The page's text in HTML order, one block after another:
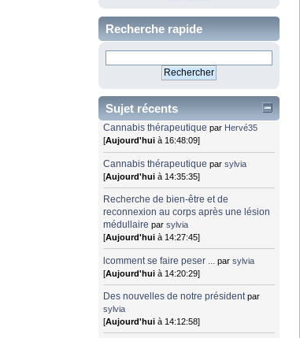
Recherche rapide
Sujet récents
Cannabis thérapeutique par Hervé35
[Aujourd'hui à 16:48:09]
Cannabis thérapeutique parsylvia
[Aujourd'hui à 14:35:35]
Recherche de bien-être et de
reconnexion au corps après une lésion
médullaire parsylvia
[Aujourd'hui à 14:27:45]
lcomment se faire peser ... parsylvia
[Aujourd'hui à 14:20:29]
Des nouvelles de notre président par
sylvia
[Aujourd'hui à 14:12:58]